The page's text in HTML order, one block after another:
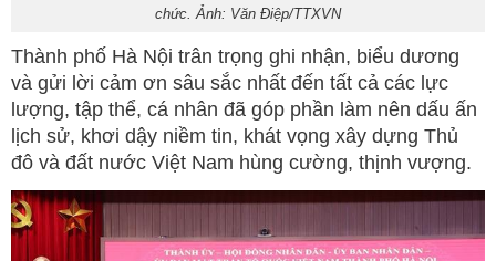
chức. Ảnh: Văn Điệp/TTXVN
Thành phố Hà Nội trân trọng ghi nhận, biểu dương
và gửi lời cảm ơn sâu sắc nhất đến tất cả các lực
lượng, tập thể, cá nhân đã góp phần làm nên dấu ấn
lịch sử, khơi dậy niềm tin, khát vọng xây dựng Thủ
đô và đất nước Việt Nam hùng cường, thịnh vượng.